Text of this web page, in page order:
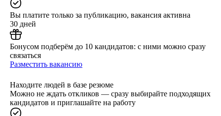
Вы платите только за публикацию, вакансия активна
30 дней
Бонусом подберём до 10 кандидатов: с ними можно сразу
связаться
Разместить вакансию
Находите людей в базе резюме
Можно не ждать откликов — сразу выбирайте подходящих
кандидатов и приглашайте на работу